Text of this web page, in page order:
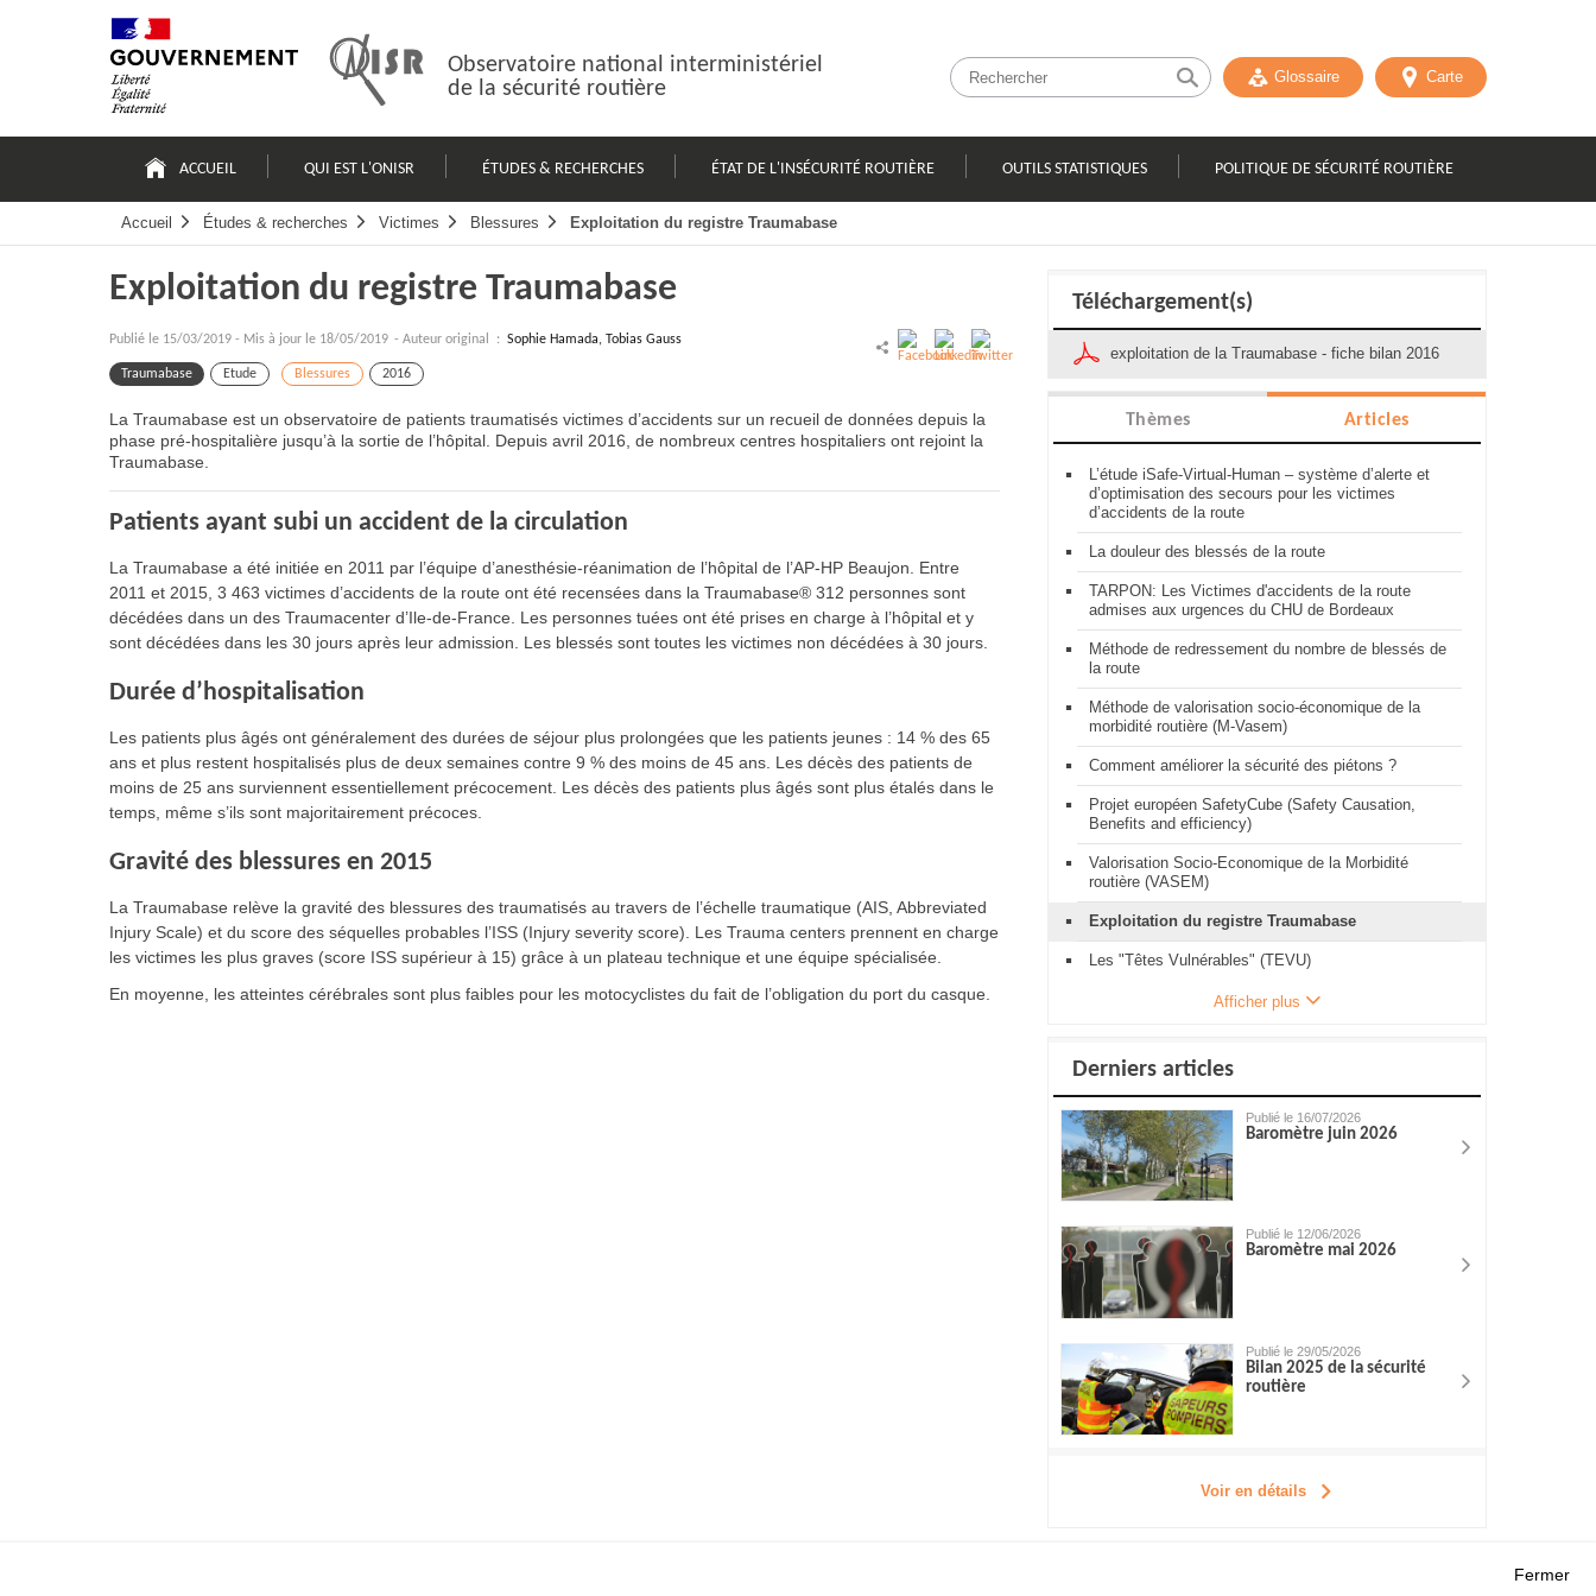
Observatoire national interministériel
de la sécurité routière
Glossaire Carte
principale
ACCUEIL QUI EST L'ONISR ÉTUDES & RECHERCHES ÉTAT DE L'INSÉCURITÉ ROUTIÈRE OUTILS STATISTIQUES POLITIQUE DE SÉCURITÉ ROUTIÈRE
Accueil Études & recherches Victimes Blessures Exploitation du registre Traumabase
Exploitation du registre Traumabase
Publié le 15/03/2019 - Mis à jour le 18/05/2019 - Auteur original : Sophie Hamada, Tobias Gauss
Traumabase Etude Blessures 2016
La Traumabase est un observatoire de patients traumatisés victimes d’accidents sur un recueil de données depuis la
phase pré-hospitalière jusqu’à la sortie de l’hôpital. Depuis avril 2016, de nombreux centres hospitaliers ont rejoint la
Traumabase.
Patients ayant subi un accident de la circulation
La Traumabase a été initiée en 2011 par l’équipe d’anesthésie-réanimation de l’hôpital de l’AP-HP Beaujon. Entre
2011 et 2015, 3 463 victimes d’accidents de la route ont été recensées dans la Traumabase® 312 personnes sont
décédées dans un des Traumacenter d’Ile-de-France. Les personnes tuées ont été prises en charge à l’hôpital et y
sont décédées dans les 30 jours après leur admission. Les blessés sont toutes les victimes non décédées à 30 jours.
Durée d’hospitalisation
Les patients plus âgés ont généralement des durées de séjour plus prolongées que les patients jeunes : 14 % des 65
ans et plus restent hospitalisés plus de deux semaines contre 9 % des moins de 45 ans. Les décès des patients de
moins de 25 ans surviennent essentiellement précocement. Les décès des patients plus âgés sont plus étalés dans le
temps, même s’ils sont majoritairement précoces.
Gravité des blessures en 2015
La Traumabase relève la gravité des blessures des traumatisés au travers de l’échelle traumatique (AIS, Abbreviated
Injury Scale) et du score des séquelles probables l’ISS (Injury severity score). Les Trauma centers prennent en charge
les victimes les plus graves (score ISS supérieur à 15) grâce à un plateau technique et une équipe spécialisée.
En moyenne, les atteintes cérébrales sont plus faibles pour les motocyclistes du fait de l’obligation du port du casque.
Téléchargement(s)
exploitation de la Traumabase - fiche bilan 2016
Thèmes Articles
L’étude iSafe-Virtual-Human – système d’alerte et
d’optimisation des secours pour les victimes
d’accidents de la route
La douleur des blessés de la route
TARPON: Les Victimes d'accidents de la route
admises aux urgences du CHU de Bordeaux
Méthode de redressement du nombre de blessés de
la route
Méthode de valorisation socio-économique de la
morbidité routière (M-Vasem)
Comment améliorer la sécurité des piétons ?
Projet européen SafetyCube (Safety Causation,
Benefits and efficiency)
Valorisation Socio-Economique de la Morbidité
routière (VASEM)
Exploitation du registre Traumabase
Les "Têtes Vulnérables" (TEVU)
Afficher plus
Derniers articles
Publié le 16/07/2026
Baromètre juin 2026
Publié le 12/06/2026
Baromètre mai 2026
Publié le 29/05/2026
Bilan 2025 de la sécurité
routière
Voir en détails
Fermer